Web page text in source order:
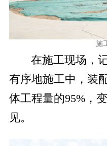
施
在施工现场，
有序地施工中，装
体工程量的95%，
见。